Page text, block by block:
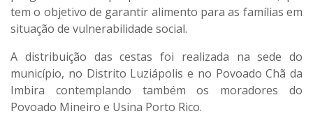
tem o objetivo de garantir alimento para as famílias em
situação de vulnerabilidade social.
A distribuição das cestas foi realizada na sede do
município, no Distrito Luziápolis e no Povoado Chã da
Imbira contemplando também os moradores do
Povoado Mineiro e Usina Porto Rico.